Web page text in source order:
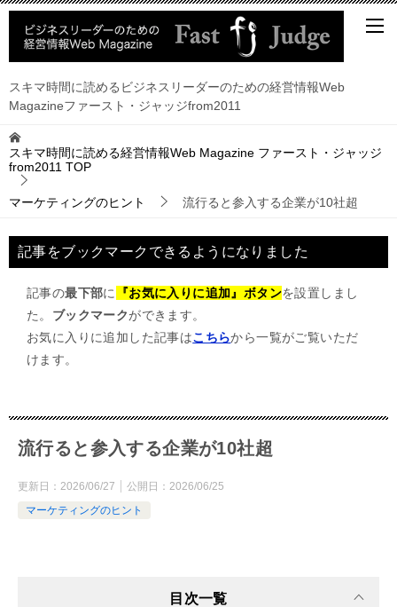
スキマ時間に読めるビジネスリーダーのための経営情報Web
Magazineファースト・ジャッジfrom2011
スキマ時間に読める経営情報Web Magazine ファースト・ジャッジ
from2011 TOP
マーケティングのヒント 流行ると参入する企業が10社超
記事をブックマークできるようになりました
記事の最下部に 『お気に入りに追加』ボタンを設置しまし
た。 ブックマークができます。
お気に入りに追加した記事はこちらから一覧がご覧いただ
けます。
流行ると参入する企業が10社超
更新日： 2026/06/27 公開日： 2026/06/25
マーケティングのヒント
目次一覧